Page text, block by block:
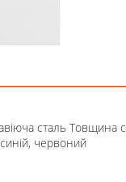
сталь
червоний